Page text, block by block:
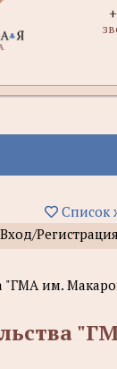
Список
Вход/Регистрация
"ГМА им.